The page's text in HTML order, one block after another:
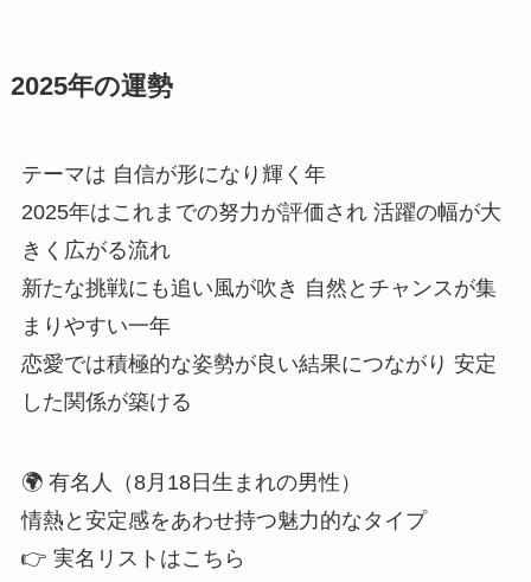
2025年の運勢
テーマは 自信が形になり輝く年
2025年はこれまでの努力が評価され 活躍の幅が大
きく広がる流れ
新たな挑戦にも追い風が吹き 自然とチャンスが集
まりやすい一年
恋愛では積極的な姿勢が良い結果につながり 安定
した関係が築ける
🌍 有名人（8月18日生まれの男性）
情熱と安定感をあわせ持つ魅力的なタイプ
👉 実名リストはこちら